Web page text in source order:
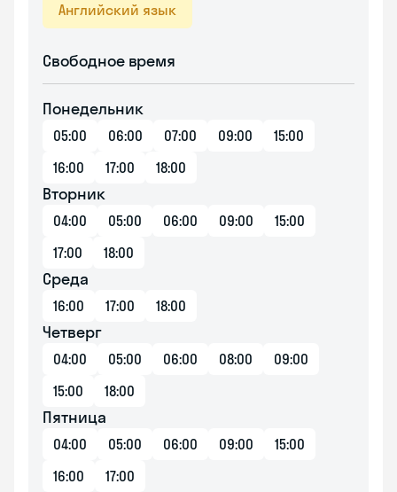
Английский язык
Свободное время
Понедельник
05:00 06:00 07:00 09:00
15:00
16:00
17:00 18:00
Вторник
04:00 05:00 06:00 09:00
15:00
17:00
18:00
Среда
16:00 17:00 18:00
Четверг
04:00 05:00 06:00 08:00
09:00
15:00
18:00
Пятница
04:00 05:00 06:00 09:00
15:00
16:00
17:00